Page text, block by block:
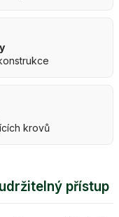
krovů
přístup